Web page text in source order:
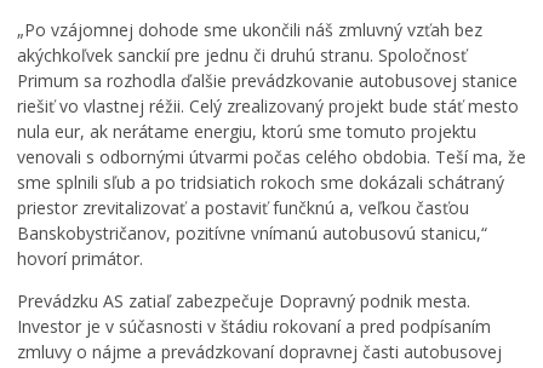
„Po vzájomnej dohode sme ukončili náš zmluvný vzťah bez
akýchkoľvek sanckií pre jednu či druhú stranu. Spoločnosť
Primum sa rozhodla ďalšie prevádzkovanie autobusovej stanice
riešiť vo vlastnej réžii. Celý zrealizovaný projekt bude stáť mesto
nula eur, ak nerátame energiu, ktorú sme tomuto projektu
venovali s odbornými útvarmi počas celého obdobia. Teší ma, že
sme splnili sľub a po tridsiatich rokoch sme dokázali schátraný
priestor zrevitalizovať a postaviť funčknú a, veľkou časťou
Banskobystričanov, pozitívne vnímanú autobusovú stanicu,“
hovorí primátor.
Prevádzku AS zatiaľ zabezpečuje Dopravný podnik mesta.
Investor je v súčasnosti v štádiu rokovaní a pred podpísaním
zmluvy o nájme a prevádzkovaní dopravnej časti autobusovej
z
a
s
t
u
p
i
t
e
ľ
s
t
v
a
N
e
t
w
o
r
k
i
n
g
F
e
s
t
a
b
u
d
e
r
e
a
l
i
z
o
v
a